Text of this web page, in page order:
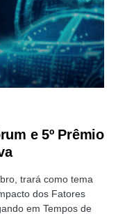
e 5º Prêmio
trará como tema
dos Fatores
em Tempos de